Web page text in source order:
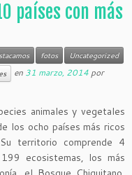
países con más
fotos Uncategorized
en 31 marzo, 2014 por
animales y vegetales
los ocho países más ricos
territorio comprende 4
ecosistemas, los más